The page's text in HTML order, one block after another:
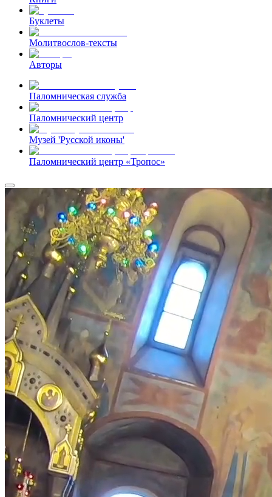
Буклеты
Молитвослов-тексты
Авторы
Паломническая служба
Паломнический центр
Музей 'Русской иконы'
Паломнический центр «Тропос»